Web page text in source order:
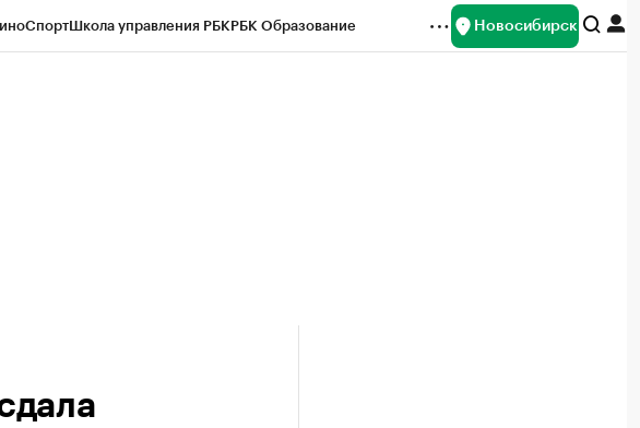
СпортШкола управления РБКРБК Образование Новосибирск